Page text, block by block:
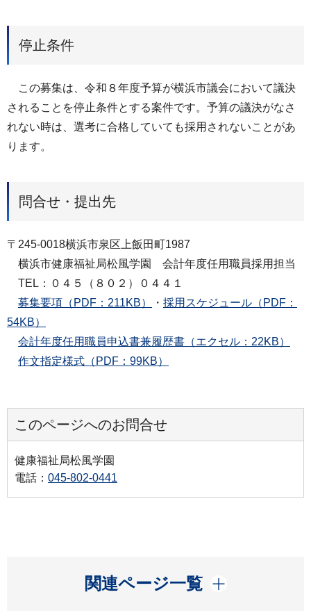
停止条件
この募集は、令和８年度予算が横浜市議会において議決
されることを停止条件とする案件です。予算の議決がなさ
れない時は、選考に合格していても採用されないことがあ
ります。
問合せ・提出先
〒245-0018横浜市泉区上飯田町1987
横浜市健康福祉局松風学園 会計年度任用職員採用担当
TEL：０４５（８０２）０４４１
募集要項（PDF：211KB）
・ 採用スケジュール（PDF：
54KB）
会計年度任用職員申込書兼履歴書（エクセル：22KB）
作文指定様式（PDF：99KB）
このページへのお問合せ
健康福祉局松風学園
電話： 045-802-0441
関連ページ一覧
開く